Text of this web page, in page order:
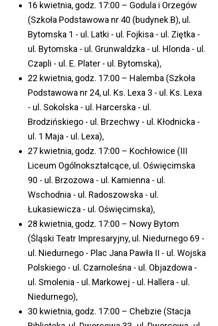
16 kwietnia, godz. 17:00 – Godula i Orzegów
(Szkoła Podstawowa nr 40 (budynek B), ul.
Bytomska 1 - ul. Latki - ul. Fojkisa - ul. Ziętka -
ul. Bytomska - ul. Grunwaldzka - ul. Hlonda - ul.
Czapli - ul. E. Plater - ul. Bytomska),
22 kwietnia, godz. 17:00 – Halemba (Szkoła
Podstawowa nr 24, ul. Ks. Lexa 3 - ul. Ks. Lexa
- ul. Sokolska - ul. Harcerska - ul.
Brodzińskiego - ul. Brzechwy - ul. Kłodnicka -
ul. 1 Maja - ul. Lexa),
27 kwietnia, godz. 17:00 – Kochłowice (III
Liceum Ogólnokształcące, ul. Oświęcimska
90 - ul. Brzozowa - ul. Kamienna - ul.
Wschodnia - ul. Radoszowska - ul.
Łukasiewicza - ul. Oświęcimska),
28 kwietnia, godz. 17:00 – Nowy Bytom
(Śląski Teatr Impresaryjny, ul. Niedurnego 69 -
ul. Niedurnego - Plac Jana Pawła II - ul. Wojska
Polskiego - ul. Czarnoleśna - ul. Objazdowa -
ul. Smolenia - ul. Markowej - ul. Hallera - ul.
Niedurnego),
30 kwietnia, godz. 17:00 – Chebzie (Stacja